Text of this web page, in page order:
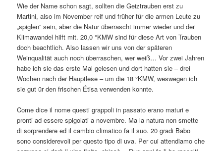
Wie der Name schon sagt, sollten die Geiztrauben erst zu
Martini, also im November reif und früher für die armen Leute zu
„spiglen“ sein, aber die Natur überrascht immer wieder und der
Klimawandel hilft mit. 20,0 °KMW sind für diese Art von Trauben
doch beachtlich. Also lassen wir uns von der späteren
Weinqualität auch noch überraschen, wer weiß… Vor zwei Jahren
habe ich sie das erste Mal gelesen und dort hatten sie – drei
Wochen nach der Hauptlese – um die 18 °KMW, weswegen ich
sie gut ür den frischen Étisa verwenden konnte.
Come dice il nome questi grappoli in passato erano maturi e
pronti ad essere spigolati a novembre. Ma la natura non smette
di sorprendere ed il cambio climatico fa il suo. 20 gradi Babo
sono considerevoli per questo tipo di uva. Per cui attendiamo che